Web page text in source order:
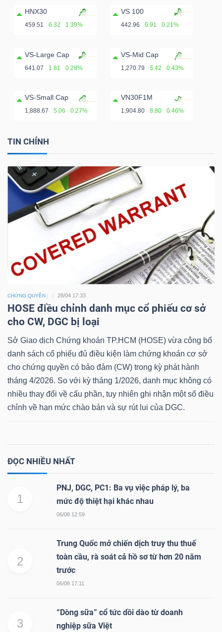
HNX30
459.51 6.32 1.39%
VS 100
442.96 0.91 0.21%
VS-Large Cap
641.07 1.81 0.28%
VS-Mid Cap
1,270.79 5.42 0.43%
VS-Small Cap
1,888.67 5.06 0.27%
VN30F1M
1,904.80 8.80 0.46%
TIN CHÍNH
CHỨNG QUYỀN 28/04 17:33
HOSE điều chỉnh danh mục cổ phiếu cơ sở
cho CW, DGC bị loại
Sở Giao dịch Chứng khoán TP.HCM (HOSE) vừa công bố
danh sách cổ phiếu đủ điều kiện làm chứng khoán cơ sở
cho chứng quyền có bảo đảm (CW) trong kỳ phát hành
tháng 4/2026. So với kỳ tháng 1/2026, danh mục không có
nhiều thay đổi về cấu phần, tuy nhiên ghi nhận một số điều
chỉnh về hạn mức chào bán và sự rút lui của DGC.
ĐỌC NHIỀU NHẤT
1
PNJ, DGC, PC1: Ba vụ việc pháp lý, ba
mức độ thiệt hại khác nhau
06/08 12:59
2
Trung Quốc mở chiến dịch truy thu thuế
toàn cầu, rà soát cả hồ sơ từ hơn 20 năm
trước
06/08 17:11
3
“Dòng sữa” cổ tức dồi dào từ doanh
nghiệp sữa Việt
Dịch
Sách
tài
chính
cụ
đầu
Truyền
thông
tài
chính
liệu
chính